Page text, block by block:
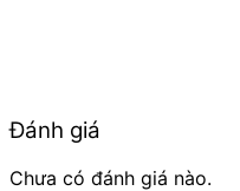
Đánh giá
Chưa có đánh giá nào.